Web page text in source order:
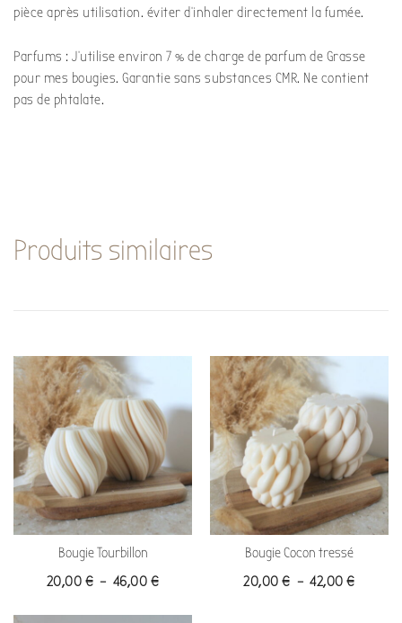
pièce après utilisation. éviter d’inhaler directement la fumée.
Parfums : J’utilise environ 7 % de charge de parfum de Grasse
pour mes bougies. Garantie sans substances CMR. Ne contient
pas de phtalate.
Produits similaires
Bougie Tourbillon
20,00 € – 46,00 €
Bougie Cocon tressé
20,00€ – 42,00€